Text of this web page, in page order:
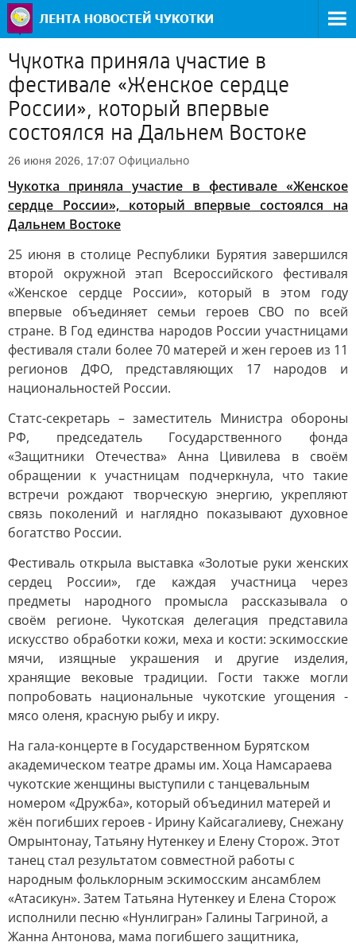
Чукотка приняла участие в
фестивале «Женское сердце
России», который впервые
состоялся на Дальнем Востоке
26 июня 2026, 17:07 Официально
Чукотка приняла участие в фестивале «Женское
сердце России», который впервые состоялся на
Дальнем Востоке
25 июня в столице Республики Бурятия завершился
второй окружной этап Всероссийского фестиваля
«Женское сердце России», который в этом году
впервые объединяет семьи героев СВО по всей
стране. В Год единства народов России участницами
фестиваля стали более 70 матерей и жен героев из 11
регионов ДФО, представляющих 17 народов и
национальностей России.
Статс-секретарь – заместитель Министра обороны
РФ, председатель Государственного фонда
«Защитники Отечества» Анна Цивилева в своём
обращении к участницам подчеркнула, что такие
встречи рождают творческую энергию, укрепляют
связь поколений и наглядно показывают духовное
богатство России.
Фестиваль открыла выставка «Золотые руки женских
сердец России», где каждая участница через
предметы народного промысла рассказывала о
своём регионе. Чукотская делегация представила
искусство обработки кожи, меха и кости: эскимосские
мячи, изящные украшения и другие изделия,
хранящие вековые традиции. Гости также могли
попробовать национальные чукотские угощения -
мясо оленя, красную рыбу и икру.
На гала-концерте в Государственном Бурятском
академическом театре драмы им. Хоца Намсараева
чукотские женщины выступили с танцевальным
номером «Дружба», который объединил матерей и
жён погибших героев - Ирину Кайсагалиеву, Снежану
Омрынтонау, Татьяну Нутенкеу и Елену Сторож. Этот
танец стал результатом совместной работы с
народным фольклорным эскимосским ансамблем
«Атасикун». Затем Татьяна Нутенкеу и Елена Сторож
исполнили песню «Нунлигран» Галины Тагриной, а
Жанна Антонова, мама погибшего защитника,